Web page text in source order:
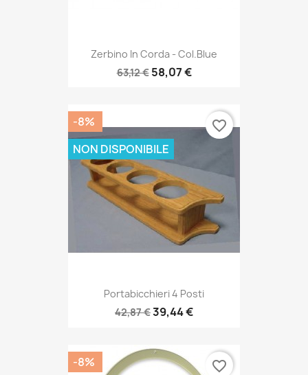
Zerbino In Corda - Col.Blue
63,12 € 58,07 €
Portabicchieri 4 Posti
42,87 €39,44 €
-8%
NON DISPONIBILE
favorite_border
-8% favorite_border